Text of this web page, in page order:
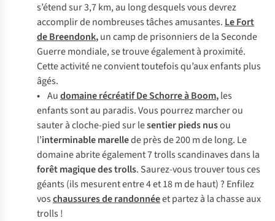
s’étend sur 3,7 km, au long desquels vous devrez
accomplir de nombreuses tâches amusantes. Le Fort
de Breendonk,un camp de prisonniers de la Seconde
Guerre mondiale, se trouve également à proximité.
Cette activité ne convient toutefois qu’aux enfants plus
âgés.
• Audomaine récréatif De Schorre à Boom,les
enfants sont au paradis. Vous pourrez marcher ou
sauter à cloche-pied sur lesentier pieds nusou
l’interminable marellede près de 200 m de long. Le
domaine abrite également 7 trolls scandinaves dans la
forêt magique des trolls. Saurez-vous trouver tous ces
géants (ils mesurent entre 4 et 18 m de haut) ? Enfilez
voschaussures de randonnéeet partez à la chasse aux
trolls !